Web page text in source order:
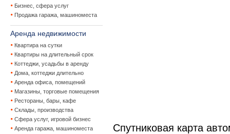
Бизнес, сфера услуг
Продажа гаража, машиноместа
Аренда недвижимости
Квартира на сутки
Квартиры на длительный срок
Коттеджи, усадьбы в аренду
Дома, коттеджи длительно
Аренда офиса, помещений
Магазины, торговые помещения
Рестораны, бары, кафе
Склады, производства
Сфера услуг, игровой бизнес
Аренда гаража, машиноместа
Спутниковая карта